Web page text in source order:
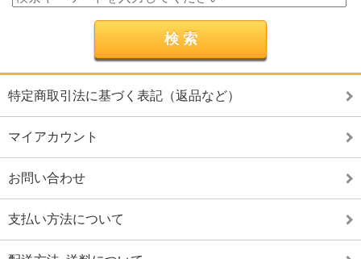
特定商取引法に基づく表記（返品など）
マイアカウント
お問い合わせ
支払い方法について